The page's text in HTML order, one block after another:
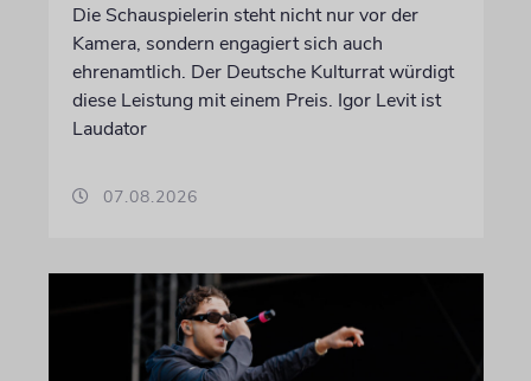
Die Schauspielerin steht nicht nur vor der
Kamera, sondern engagiert sich auch
ehrenamtlich. Der Deutsche Kulturrat würdigt
diese Leistung mit einem Preis. Igor Levit ist
Laudator
07.08.2026